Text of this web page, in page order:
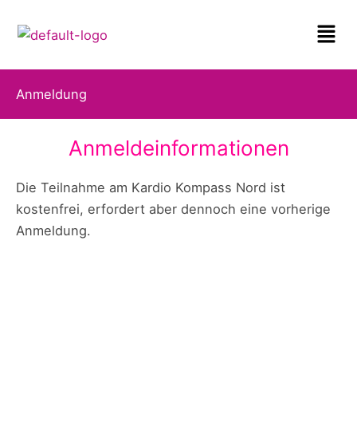
Inhalt
Menü
Anmeldung
Anmeldeinformationen
Die Teilnahme am Kardio Kompass Nord ist
kostenfrei, erfordert aber dennoch eine vorherige
Anmeldung.